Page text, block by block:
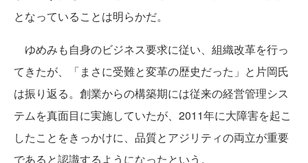
となっていることは明らかだ。
ゆめみも自身のビジネス要求に従い、組織改革を行っ
てきたが、「まさに受難と変革の歴史だった」と片岡氏
は振り返る。創業からの構築期には従来の経営管理シス
テムを真面目に実施していたが、2011年に大障害を起こ
したことをきっかけに、品質とアジリティの両立が重要
であると認識するようになったという。